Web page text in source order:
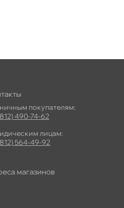
покупателям:
490-74-62
лицам:
564-49-92
магазино